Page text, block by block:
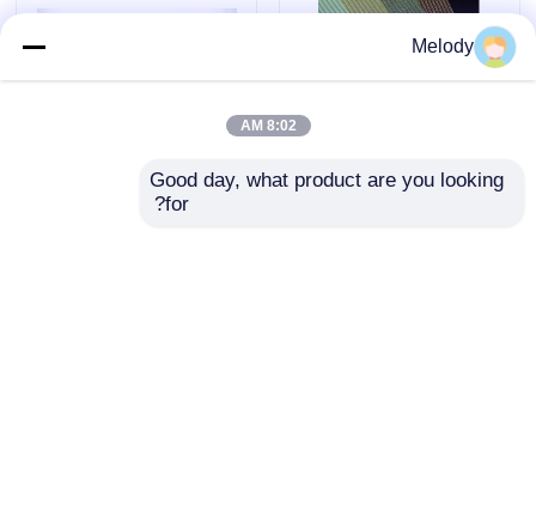
Melody
8:02 AM
Good day, what product are you looking
for?